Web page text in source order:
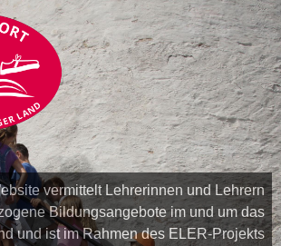
vermittelt Lehrerinnen und Lehrern
Bildungsangebote im und um das
und ist im Rahmen des ELER-Projekts